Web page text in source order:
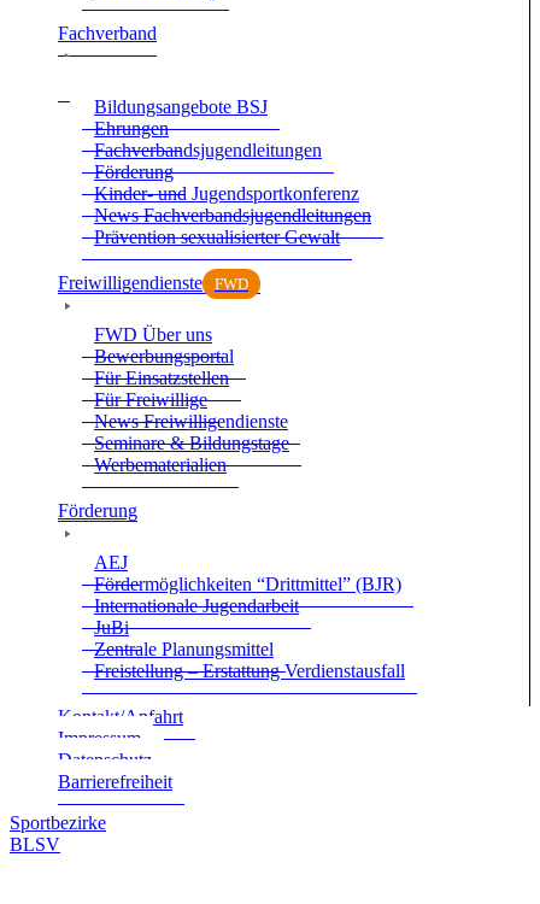
Fach­ver­band
Bil­dungs­an­ge­bote BSJ
Ehrun­gen
Fach­ver­bands­ju­gend­lei­tun­gen
För­de­rung
Kin­der- und Jugend­sport­kon­fe­renz
News Fach­ver­bands­ju­gend­lei­tun­gen
Prä­ven­tion sexua­li­sier­ter Gewalt
Frei­wil­li­gen­dienste FWD
FWD Über uns
Bewer­bungs­por­tal
Für Ein­satz­stel­len
Für Frei­wil­lige
News Frei­wil­li­gen­dienste
Semi­nare & Bil­dungs­tage
Wer­be­ma­te­ria­lien
För­de­rung
AEJ
För­der­mög­lich­kei­ten “Dritt­mit­tel” (BJR)
Inter­na­tio­nale Jugend­ar­beit
JuBi
Zen­trale Pla­nungs­mit­tel
Frei­stel­lung – Erstat­tung Ver­dienst­aus­fall
Kontakt/Anfahrt
Impres­sum
Daten­schutz
Bar­rie­re­frei­heit
Sportbezirke
BLSV